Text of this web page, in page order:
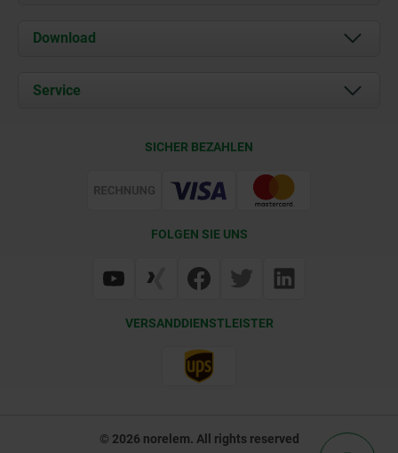
Über uns
Kontakt
Download
Service
SICHER BEZAHLEN
FOLGEN SIE UNS
VERSANDDIENSTLEISTER
© 2026 norelem. All rights reserved